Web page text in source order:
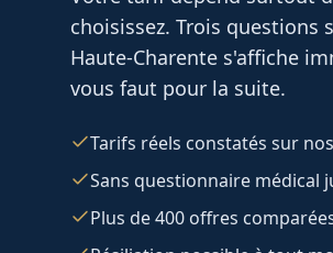
choisissez. Trois
Haute-Charente s'affiche
vous faut pour la suite.
Tarifs réels constatés sur
Sans questionnaire médical
Plus de 400 offres